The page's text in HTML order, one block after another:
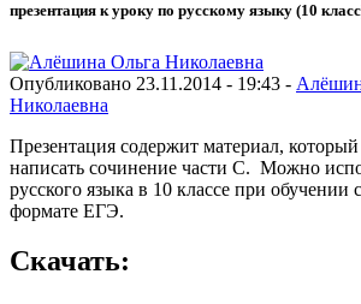
презентация к уроку по русскому языку (10
Опубликовано 23.11.2014 - 19:43 -
Николаевна
Презентация содержит материал,
написать сочинение части С. Можно
русского языка в 10 классе при обучении
формате ЕГЭ.
Скачать: